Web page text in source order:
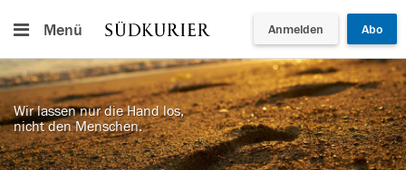
Menü Anmelden Abo
Wir lassen nur die Hand los,
nicht den Menschen.